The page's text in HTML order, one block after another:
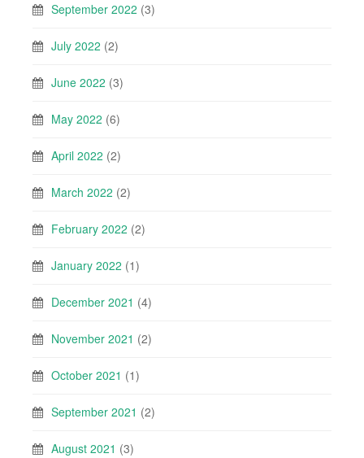
September 2022 (3)
July 2022 (2)
June 2022 (3)
May 2022 (6)
April 2022 (2)
March 2022 (2)
February 2022 (2)
January 2022 (1)
December 2021 (4)
November 2021 (2)
October 2021 (1)
September 2021 (2)
August 2021 (3)